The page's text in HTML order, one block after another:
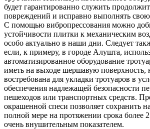
будет гарантированно служить
повреждений и исправно выполнять
С помощью вибропрессования можно
устойчивости плитки к механическим
особо актуально в наши дни. Следует
если, к примеру, в городе Алушта,
автоматизированное оборудование
иметь на выходе шершавую поверхность,
востребована для укладки тротуаров в
обеспечения надлежащей безопасности
пешеходов или транспортных средств.
окрашенной спеси позволяет сохранить
полной мере на протяжении срока более
очень внушительным показателем.